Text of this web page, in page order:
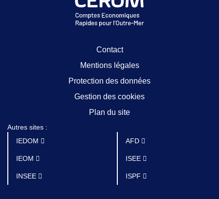
Contact
Mentions légales
Protection des données
Gestion des cookies
Plan du site
Autres sites :
IEDOM
IEOM
INSEE
AFD
ISEE
ISPF